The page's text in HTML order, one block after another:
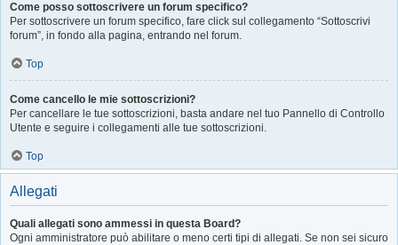
Come posso sottoscrivere un forum specifico?
Per sottoscrivere un forum specifico, fare click sul collegamento “Sottoscrivi
forum”, in fondo alla pagina, entrando nel forum.
Top
Come cancello le mie sottoscrizioni?
Per cancellare le tue sottoscrizioni, basta andare nel tuo Pannello di Controllo
Utente e seguire i collegamenti alle tue sottoscrizioni.
Top
Allegati
Quali allegati sono ammessi in questa Board?
Ogni amministratore può abilitare o meno certi tipi di allegati. Se non sei sicuro